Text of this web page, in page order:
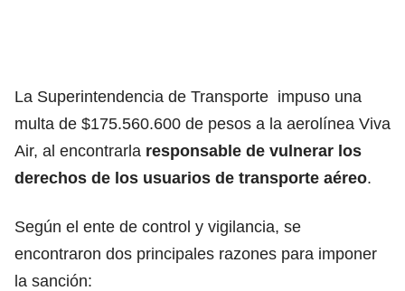
La Superintendencia de Transporte impuso una
multa de $175.560.600 de pesos a la aerolínea Viva
Air, al encontrarla responsable de vulnerar los
derechos de los usuarios de transporte aéreo.
Según el ente de control y vigilancia, se
encontraron dos principales razones para imponer
la sanción: